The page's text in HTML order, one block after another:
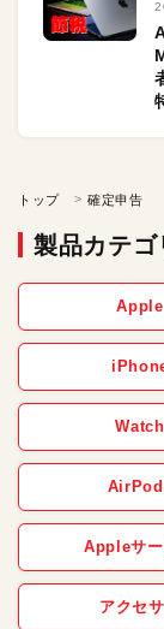
トップ 確定申告
製品カテゴ
Apple
Watch
Appleサー
アクセ